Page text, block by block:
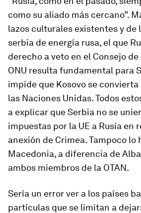
como su aliado más cercano”.
lazos culturales existentes y de
serbia de energía rusa, el que
derecho a veto en el Consejo
ONU resulta fundamental para
impide que Kosovo se
las Naciones Unidas. Todos
a explicar que Serbia no se
impuestas por la UE a Rusia en
anexión de Crimea. Tampoco lo
Macedonia, a diferencia de
ambos miembros de la OTAN.
Sería un error ver a los países
partículas que se limitan a